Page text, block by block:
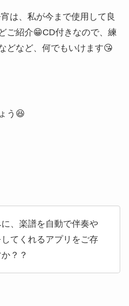
宵は、私が今まで使用して良
ご紹介😁CD付きなので、練
どなど、何でもいけます😘
う😆
、 楽譜を自動で伴奏や
てくれるアプリ をご存
？？